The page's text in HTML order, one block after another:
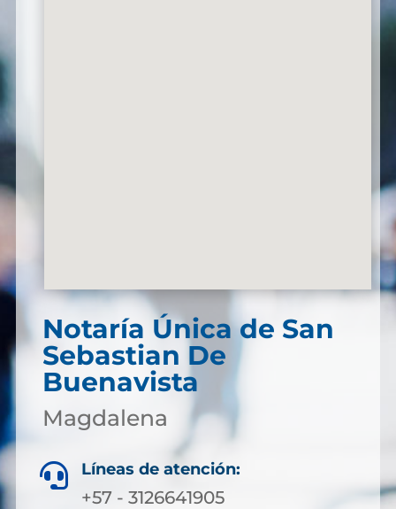
Notaría Única de San
Sebastian De
Buenavista
Magdalena
 Líneas de atención:
+57 - 3126641905